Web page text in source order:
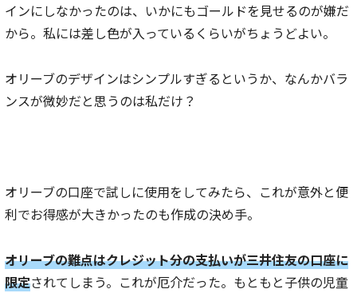
インにしなかったのは、いかにもゴールドを見せるのが嫌だ
から。私には差し色が入っているくらいがちょうどよい。
オリーブのデザインはシンプルすぎるというか、なんかバラ
ンスが微妙だと思うのは私だけ？
オリーブの口座で試しに使用をしてみたら、これが意外と便
利でお得感が大きかったのも作成の決め手。
オリーブの難点はクレジット分の支払いが三井住友の口座に
限定されてしまう。これが厄介だった。もともと子供の児童